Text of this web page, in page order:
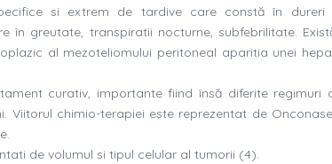
si extrem de tardive care constă în
în greutate, transpiratii nocturne, subfebrilitate.
al mezoteliomului peritoneal aparitia unei
curativ, importante fiind însă diferite
Viitorul chimio-terapiei este reprezentat de
de volumul si tipul celular al tumorii (4).